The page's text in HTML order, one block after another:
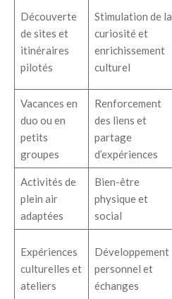
Découverte
de sites et
itinéraires
pilotés
Stimulation de la
curiosité et
enrichissement
culturel
Vacances en
duo ou en
petits
groupes
Renforcement
des liens et
partage
d’expériences
Activités de
plein air
adaptées
Bien-être
physique et
social
Expériences
culturelles et
ateliers
Développement
personnel et
échanges